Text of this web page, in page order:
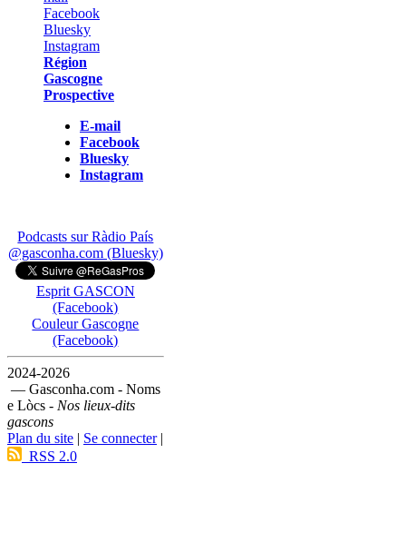
Région
Gascogne
Prospective
E-mail
Facebook
Bluesky
Instagram
Podcasts sur Ràdio País
@gasconha.com (Bluesky)
Esprit GASCON
(Facebook)
Couleur Gascogne
(Facebook)
2024-2026
— Gasconha.com - Noms
e Lòcs - Nos lieux-dits
gascons
Plan du site | Se connecter|
RSS 2.0